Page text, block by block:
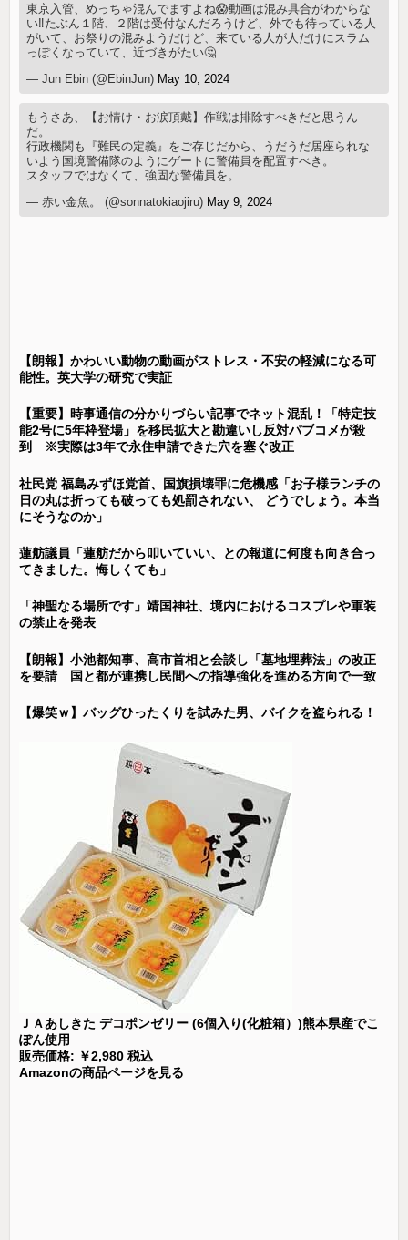
東京入管、めっちゃ混んでますよね😱動画は混み具合がわからな
い‼️たぶん１階、２階は受付なんだろうけど、外でも待っている人
がいて、お祭りの混みようだけど、来ている人が人だけにスラム
っぽくなっていて、近づきがたい🤔
— Jun Ebin (@EbinJun) May 10, 2024
もうさあ、【お情け・お涙頂戴】作戦は排除すべきだと思うん
だ。
行政機関も『難民の定義』をご存じだから、うだうだ居座られな
いよう国境警備隊のようにゲートに警備員を配置すべき。
スタッフではなくて、強固な警備員を。
— 赤い金魚。 (@sonnatokiaojiru) May 9, 2024
【朗報】かわいい動物の動画がストレス・不安の軽減になる可
能性。英大学の研究で実証
【重要】時事通信の分かりづらい記事でネット混乱！「特定技
能2号に5年枠登場」を移民拡大と勘違いし反対パブコメが殺
到 ※実際は3年で永住申請できた穴を塞ぐ改正
社民党 福島みずほ党首、国旗損壊罪に危機感「お子様ランチの
日の丸は折っても破っても処罰されない、 どうでしょう。本当
にそうなのか」
蓮舫議員「蓮舫だから叩いていい、との報道に何度も向き合っ
てきました。悔しくても」
「神聖なる場所です」靖国神社、境内におけるコスプレや軍装
の禁止を発表
【朗報】小池都知事、高市首相と会談し「墓地埋葬法」の改正
を要請 国と都が連携し民間への指導強化を進める方向で一致
【爆笑ｗ】バッグひったくりを試みた男、バイクを盗られる！
ＪＡあしきた デコポンゼリー (6個入り(化粧箱）)熊本県産でこ
ぽん使用
販売価格: ￥2,980 税込
Amazonの商品ページを見る